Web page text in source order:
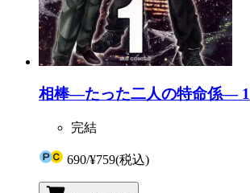
相棒―たった二人の特命係― 1
完結
690/¥759(税込)